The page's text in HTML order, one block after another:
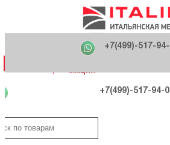
+7(499)-517-
Фабрики
Распродажа
Как купить
О компании
Акция
121170 , г.
ул. Кутузовский проспект,
+7(499)-517-94-